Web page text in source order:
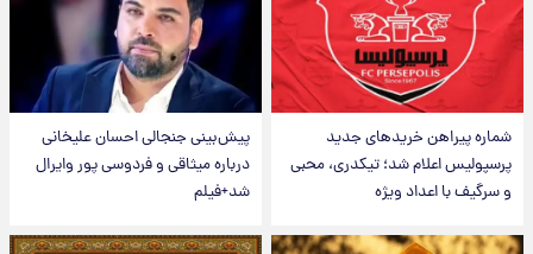
شماره پیراهن خریدهای جدید
پرسپولیس اعلام شد؛ تیکدری، محبی
و سرگیف با اعداد ویژه
پیش‌بینی جنجالی احسان علیخانی
درباره میثاقی و فردوسی پور وایرال
شد+فیلم